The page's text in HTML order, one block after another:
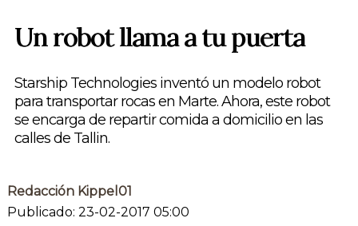
Un robot llama a tu puerta
Starship Technologies inventó un modelo robot
para transportar rocas en Marte. Ahora, este robot
se encarga de repartir comida a domicilio en las
calles de Tallin.
Redacción Kippel01
Publicado: 23-02-2017 05:00